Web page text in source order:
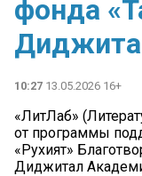
фонда
10:27 13.05.2026 16+
«ЛитЛаб»
от программы
«Рухият»
Диджитал